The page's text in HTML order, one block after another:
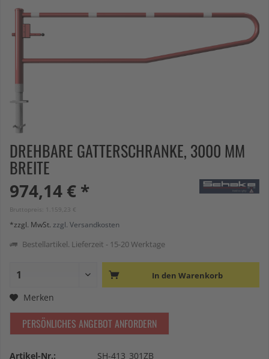
DREHBARE GATTERSCHRANKE, 3000 MM
BREITE
974,14 € *
Bruttopreis: 1.159,23 €
*zzgl. MwSt. zzgl. Versandkosten
Bestellartikel. Lieferzeit - 15-20 Werktage
In den Warenkorb
Merken
PERSÖNLICHES ANGEBOT ANFORDERN
Artikel-Nr.: SH-413_301ZB